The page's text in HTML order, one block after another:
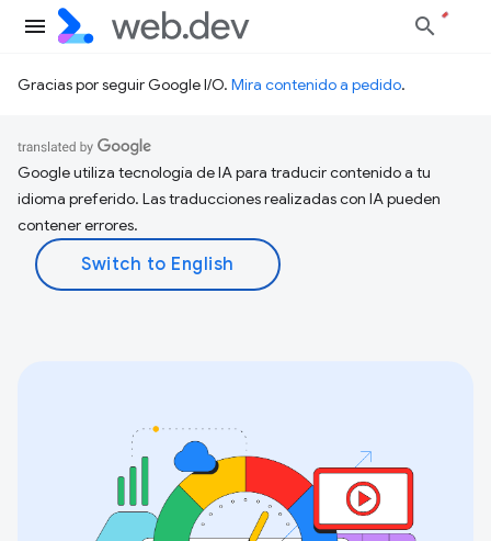
Gracias por seguir Google I/O. Mira contenido a pedido.
Google utiliza tecnología de IA para traducir contenido a tu
idioma preferido. Las traducciones realizadas con IA pueden
contener errores.